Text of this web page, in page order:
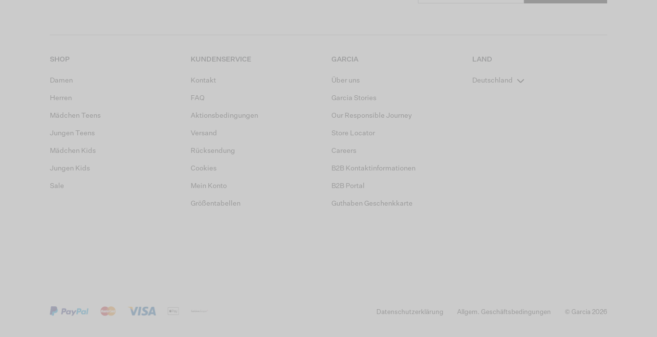
SHOP
Damen
Herren
Mädchen Teens
Jungen Teens
Mädchen Kids
Jungen Kids
Sale
KUNDENSERVICE
Kontakt
FAQ
Aktionsbedingungen
Versand
Rücksendung
Cookies
Mein Konto
Größentabellen
GARCIA
Über uns
Garcia Stories
Our Responsible Journey
Store Locator
Careers
B2B Kontaktinformationen
B2B Portal
Guthaben Geschenkkarte
LAND
Deutschland
Datenschutzerklärung Allgem. Geschäftsbedingungen © Garcia 2026